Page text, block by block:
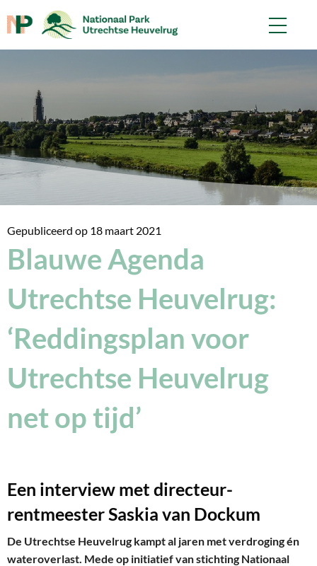
Gepubliceerd op 18 maart 2021
Blauwe Agenda
Utrechtse Heuvelrug:
‘Reddingsplan voor
Utrechtse Heuvelrug
net op tijd’
Een interview met directeur-
rentmeester Saskia van Dockum
De Utrechtse Heuvelrug kampt al jaren met verdroging én
wateroverlast. Mede op initiatief van stichting Nationaal